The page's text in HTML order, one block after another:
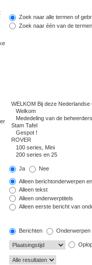
Zoek naar alle termen of
Zoek naar één van de
Ja Nee
Alleen berichtonderwerpen
Alleen tekst
Alleen onderwerptitels
Alleen eerste bericht van
Berichten Onderwerpen